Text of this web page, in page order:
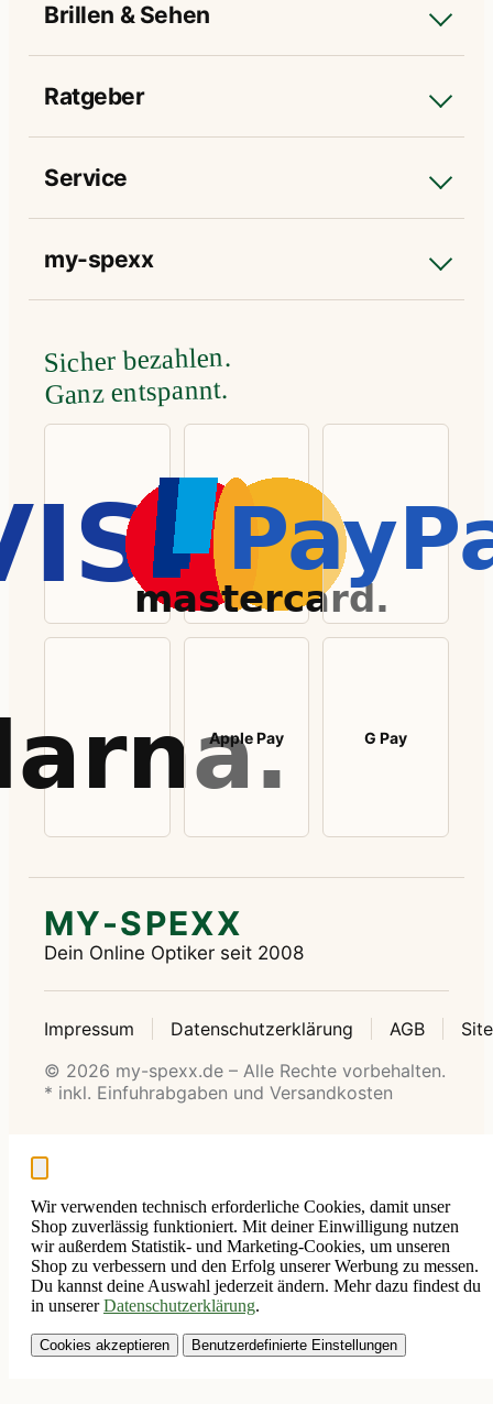
Brillen & Sehen
Ratgeber
Service
my-spexx
Sicher bezahlen.
Ganz entspannt.
Apple Pay G Pay
MY-SPEXX
Dein Online Optiker seit 2008
Impressum Datenschutzerklärung AGB
© 2026 my-spexx.de – Alle Rechte vorbehalten.
* inkl. Einfuhrabgaben und Versandkosten
Wir verwenden technisch erforderliche Cookies, damit unser
Shop zuverlässig funktioniert. Mit deiner Einwilligung nutzen
wir außerdem Statistik- und Marketing-Cookies, um unseren
Shop zu verbessern und den Erfolg unserer Werbung zu messen.
Du kannst deine Auswahl jederzeit ändern. Mehr dazu findest du
in unsererDatenschutzerklärung.
Cookies akzeptieren Benutzerdefinierte Einstellungen